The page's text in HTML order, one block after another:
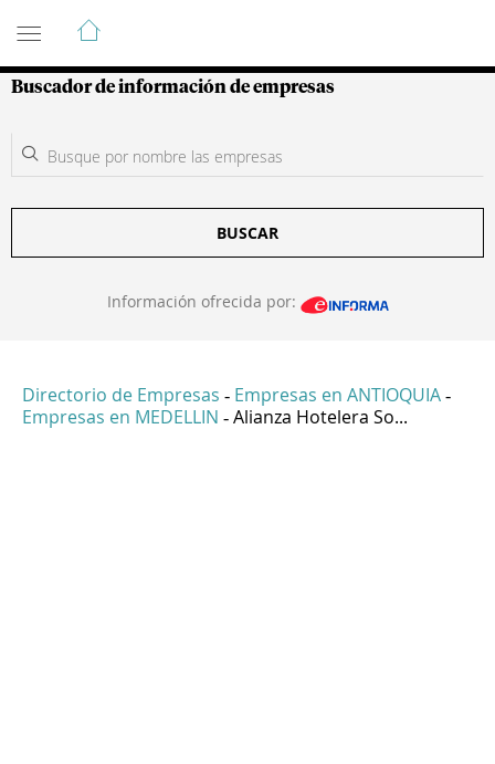
Guía de Empresas Colombianas
Buscador de información de empresas
BUSCAR
Información ofrecida por:
Directorio de Empresas - Empresas en ANTIOQUIA -
Empresas en MEDELLIN - Alianza Hotelera So...